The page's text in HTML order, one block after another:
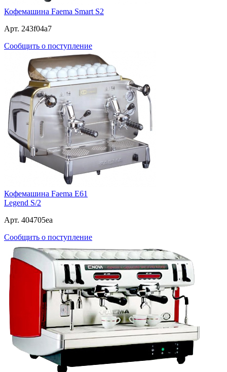
Кофемашина Faema Smart S2
Арт. 243f04a7
Сообщить о поступление
Кофемашина Faema E61
Legend S/2
Арт. 404705ea
Сообщить о поступление